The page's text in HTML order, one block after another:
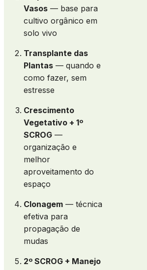
Vasos — base para
cultivo orgânico em
solo vivo
Transplante das
Plantas — quando e
como fazer, sem
estresse
Crescimento
Vegetativo + 1º
SCROG —
organização e
melhor
aproveitamento do
espaço
Clonagem — técnica
efetiva para
propagação de
mudas
2º SCROG + Manejo